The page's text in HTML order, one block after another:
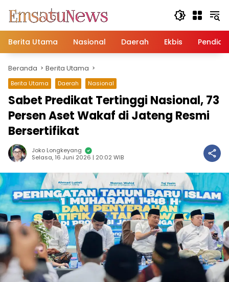
konten
Berita Utama
Nasional Daerah Ekbis
Beranda Berita Utama
Berita Utama Daerah Nasional
Sabet Predikat Tertinggi Nasional, 73
Persen Aset Wakaf di Jateng Resmi
Bersertifikat
Joko Longkeyang
Selasa, 16 Juni 2026 | 20:02 WIB